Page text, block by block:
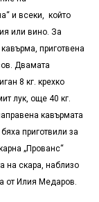
и всеки, който
или вино. За
приготвена
Двамата
8 кг. крехко
лук, още 40 кг.
кавърмата
приготвили за
„Прованс“
на скара, наблизо
от Илия Медаров.